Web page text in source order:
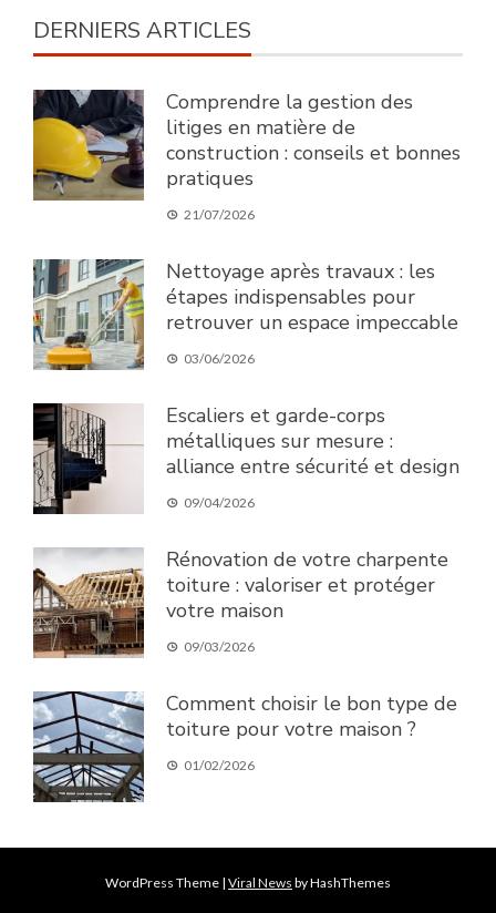
DERNIERS ARTICLES
Comprendre la gestion des
litiges en matière de
construction : conseils et bonnes
pratiques
21/07/2026
Nettoyage après travaux : les
étapes indispensables pour
retrouver un espace impeccable
03/06/2026
Escaliers et garde-corps
métalliques sur mesure :
alliance entre sécurité et design
09/04/2026
Rénovation de votre charpente
toiture : valoriser et protéger
votre maison
09/03/2026
Comment choisir le bon type de
toiture pour votre maison ?
01/02/2026
WordPress Theme | Viral News by HashThemes